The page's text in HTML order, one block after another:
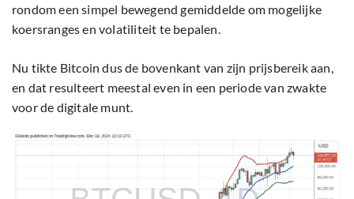
rondom een simpel bewegend gemiddelde om mogelijke
koersranges en volatiliteit te bepalen.
Nu tikte Bitcoin dus de bovenkant van zijn prijsbereik aan,
en dat resulteert meestal even in een periode van zwakte
voor de digitale munt.